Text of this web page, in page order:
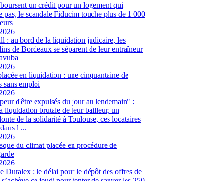
un crédit pour un logement qui
pas, le scandale Fiducim touche plus de 1 000
: au bord de la liquidation judicaire, les
de Bordeaux se séparent de leur entraîneur
en liquidation : une cinquantaine de
sans emploi
d'être expulsés du jour au lendemain" :
liquidation brutale de leur bailleur, un
de la solidarité à Toulouse, ces locataires
l ...
du climat placée en procédure de
Duralex : le délai pour le dépôt des offres de